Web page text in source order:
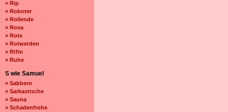
» Rip
» Roboter
» Rollende
» Rosa
» Rote
» Rotwerden
» Rtfm
» Ruhe
S wie Samuel
» Sabbern
» Sarkastische
» Sauna
» Schadenfrohe